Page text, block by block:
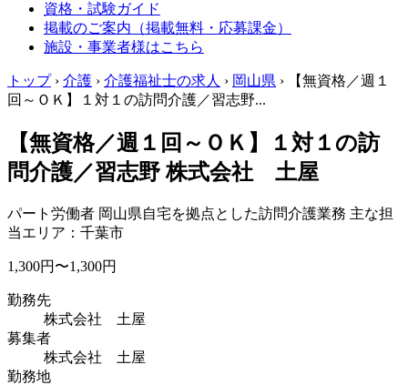
資格・試験ガイド
掲載のご案内（掲載無料・応募課金）
施設・事業者様はこちら
トップ › 介護 › 介護福祉士の求人 › 岡山県 ›
【無資格／週１
回～ＯＫ】１対１の訪問介護／習志野...
【無資格／週１回～ＯＫ】１対１の訪
問介護／習志野 株式会社 土屋
パート労働者 岡山県自宅を拠点とした訪問介護業務 主な担
当エリア：千葉市
1,300円〜1,300円
勤務先
株式会社 土屋
募集者
株式会社 土屋
勤務地